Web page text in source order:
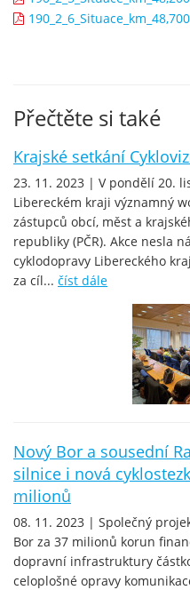
Přečtěte si také
Krajské setkání
23. 11. 2023 | V pondělí 20.
Libereckém kraji významný
zástupců obcí, měst a
republiky (PČR). Akce nesla
cyklodopravy Libereckého
za cíl... číst dále
Nový Bor a sousední
silnice i nová
milionů
08. 11. 2023 | Společný
Bor za 37 milionů korun
dopravní infrastruktury
celoplošné opravy